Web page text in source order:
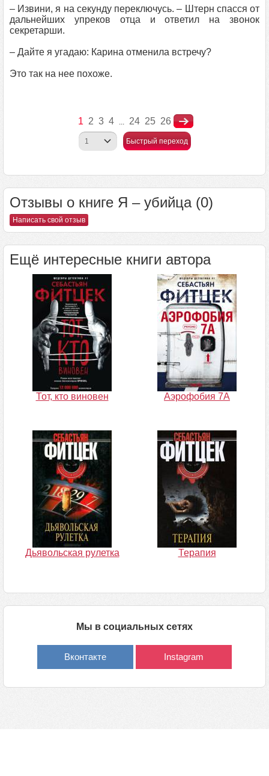
– Извини, я на секунду переключусь. – Штерн спасся от
дальнейших упреков отца и ответил на звонок
секретарши.
– Дайте я угадаю: Карина отменила встречу?
Это так на нее похоже.
1 2 3 4 ... 24 25 26
Быстрый переход
Отзывы о книге Я – убийца (0)
Написать свой отзыв
Ещё интересные книги автора
Тот, кто виновен Аэрофобия 7А
Дьявольская рулетка Терапия
Мы в социальных сетях
Вконтакте Instagram